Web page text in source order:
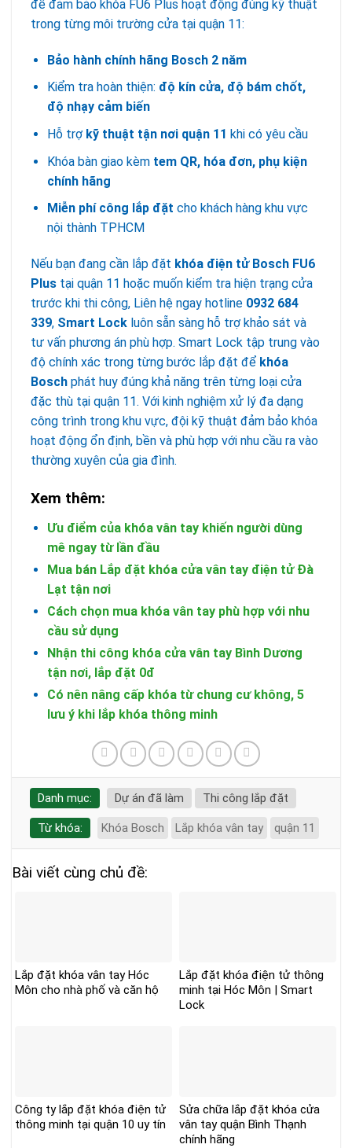
để đảm bảo khóa FU6 Plus hoạt động đúng kỹ thuật
trong từng môi trường cửa tại quận 11:
Bảo hành chính hãng Bosch 2 năm
Kiểm tra hoàn thiện: độ kín cửa, độ bám chốt,
độ nhạy cảm biến
Hỗ trợ kỹ thuật tận nơi quận 11 khi có yêu cầu
Khóa bàn giao kèm tem QR, hóa đơn, phụ kiện
chính hãng
Miễn phí công lắp đặt cho khách hàng khu vực
nội thành TPHCM
Nếu bạn đang cần lắp đặt khóa điện tử Bosch FU6
Plus tại quận 11 hoặc muốn kiểm tra hiện trạng cửa
trước khi thi công, Liên hệ ngay hotline 0932 684
339, Smart Lock luôn sẵn sàng hỗ trợ khảo sát và
tư vấn phương án phù hợp. Smart Lock tập trung vào
độ chính xác trong từng bước lắp đặt để khóa
Bosch phát huy đúng khả năng trên từng loại cửa
đặc thù tại quận 11. Với kinh nghiệm xử lý đa dạng
công trình trong khu vực, đội kỹ thuật đảm bảo khóa
hoạt động ổn định, bền và phù hợp với nhu cầu ra vào
thường xuyên của gia đình.
Xem thêm:
Ưu điểm của khóa vân tay khiến người dùng
mê ngay từ lần đầu
Mua bán Lắp đặt khóa cửa vân tay điện tử Đà
Lạt tận nơi
Cách chọn mua khóa vân tay phù hợp với nhu
cầu sử dụng
Nhận thi công khóa cửa vân tay Bình Dương
tận nơi, lắp đặt 0đ
Có nên nâng cấp khóa từ chung cư không, 5
lưu ý khi lắp khóa thông minh
Danh mục: Dự án đã làm Thi công lắp đặt
Từ khóa: Khóa Bosch Lắp khóa vân tay quận 11
Bài viết cùng chủ đề:
Lắp đặt khóa vân tay Hóc
Môn cho nhà phố và căn hộ
Lắp đặt khóa điện tử thông
minh tại Hóc Môn | Smart
Lock
Công ty lắp đặt khóa điện tử
thông minh tại quận 10 uy tín
Sửa chữa lắp đặt khóa cửa
vân tay quận Bình Thạnh
chính hãng